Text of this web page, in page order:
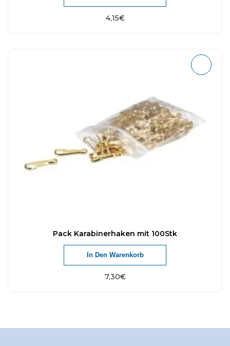
4,15€
Pack Karabinerhaken mit 100Stk
7,30€
In Den Warenkorb